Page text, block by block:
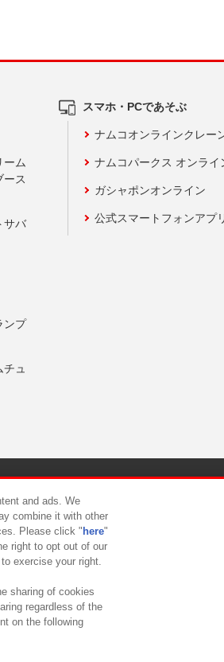
ーム
ース
サバ
ンプ
ュ
スマホ・PCであそぶ
ナムコオンラインクレー
ナムコパークス オンライ
ガシャポンオンライン
公式スマートフォンアプ
ハラスメント対応方針
and ads. We
combine it with other
Please click " here"
right to opt out of our
exercise your right.
sharing of cookies
regardless of the
on the following